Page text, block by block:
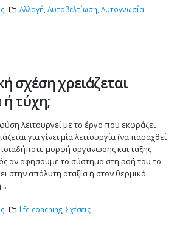
Αλλαγή ,Αυτοβελτίωση ,Αυτογνωσία
σχέση χρειάζεται
ή τύχη;
λειτουργεί με το έργο που εκφράζει
για γίνει μία λειτουργία (να παραχθεί
μορφή οργάνωσης και τάξης
αν αφήσουμε το σύστημα στη ροή του το
στην απόλυτη αταξία ή στον θερμικό
life coaching ,Σχέσεις